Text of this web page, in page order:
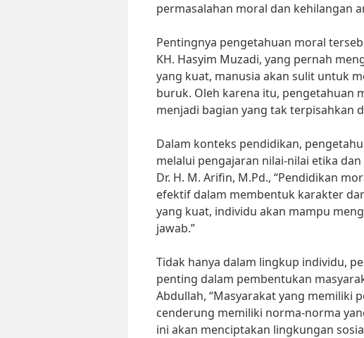
permasalahan moral dan kehilangan
Pentingnya pengetahuan moral
KH. Hasyim Muzadi, yang pernah
yang kuat, manusia akan sulit untuk
buruk. Oleh karena itu, pengetahuan
menjadi bagian yang tak terpisahkan
Dalam konteks pendidikan,
melalui pengajaran nilai-nilai etika
Dr. H. M. Arifin, M.Pd., “Pendidikan
efektif dalam membentuk karakter
yang kuat, individu akan mampu
jawab.”
Tidak hanya dalam lingkup individu,
penting dalam pembentukan
Abdullah, “Masyarakat yang memiliki
cenderung memiliki norma-norma
ini akan menciptakan lingkungan